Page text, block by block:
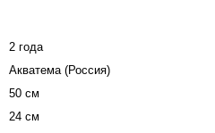
2 года
Акватема (Россия)
50 см
24 см